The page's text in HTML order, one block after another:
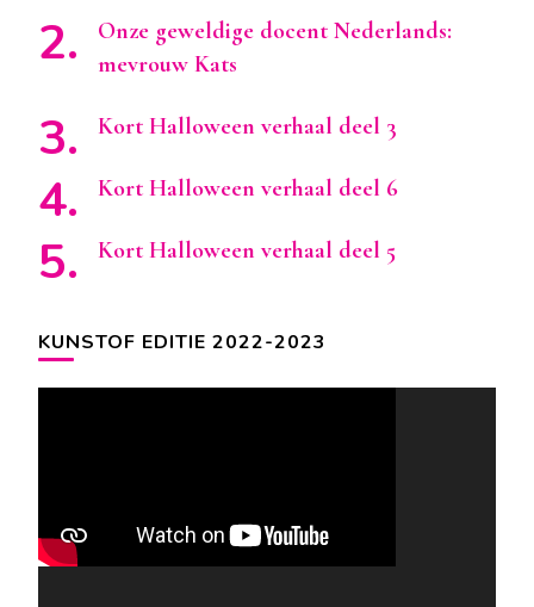
Onze geweldige docent Nederlands:
mevrouw Kats
Kort Halloween verhaal deel 3
Kort Halloween verhaal deel 6
Kort Halloween verhaal deel 5
KUNSTOF EDITIE 2022-2023